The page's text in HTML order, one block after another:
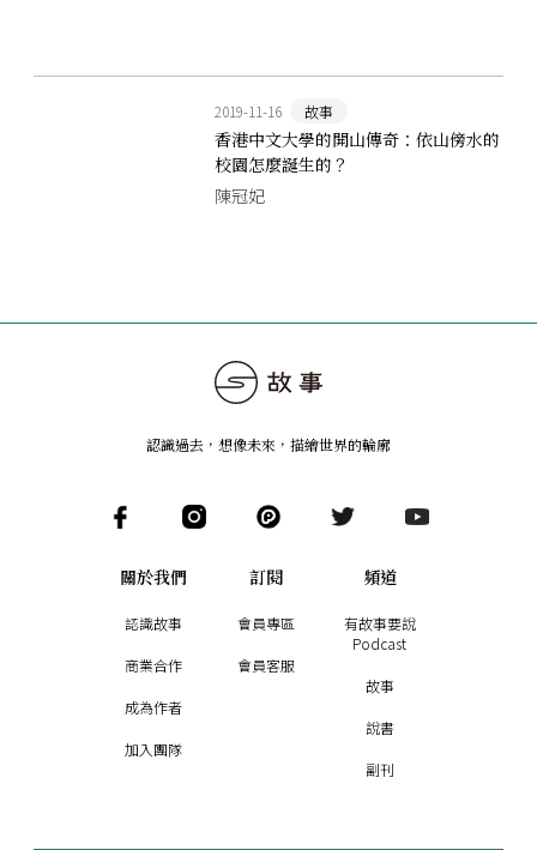
2019-11-16 故事
香港中文大學的開山傳奇：依山傍水的
校園怎麼誕生的？
陳冠妃
認識過去，想像未來 ， 描繪世界的輪廓
關於我們
認識故事
商業合作
成為作者
加入團隊
訂閱
會員專區
會員客服
頻道
有故事要說
Podcast
故事
說書
副刊